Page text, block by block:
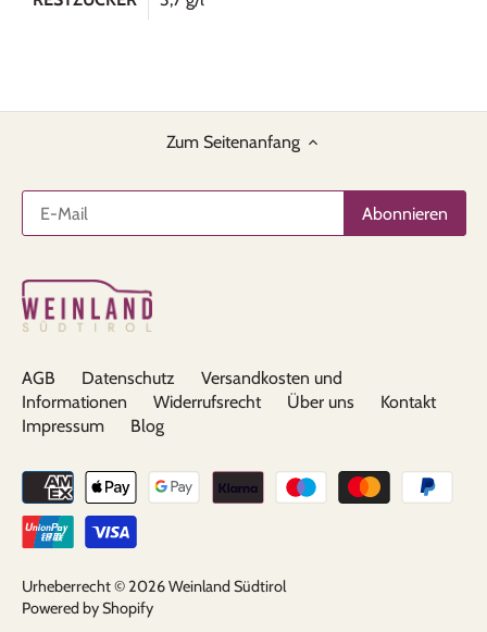
Zum Seitenanfang
AGB Datenschutz
Versandkosten und
Informationen
Widerrufsrecht Über uns
Kontakt
Impressum
Blog
Urheberrecht © 2026Weinland Südtirol
Powered by Shopify